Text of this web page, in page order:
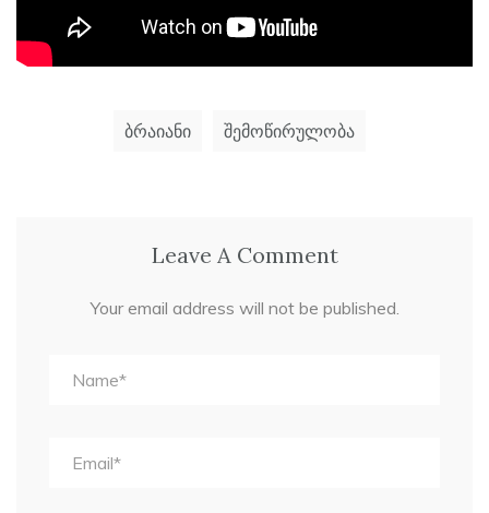
ბრაიანი შემოწირულობა
Leave A Comment
Your email address will not be published.